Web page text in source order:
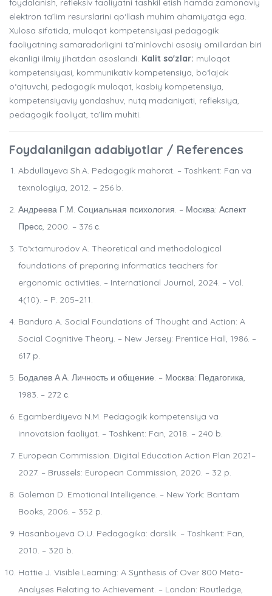
foydalanish, refleksiv faoliyatni tashkil etish hamda zamonaviy
elektron ta’lim resurslarini qo‘llash muhim ahamiyatga ega.
Xulosa sifatida, muloqot kompetensiyasi pedagogik
faoliyatning samaradorligini ta’minlovchi asosiy omillardan biri
ekanligi ilmiy jihatdan asoslandi. Kalit so'zlar: muloqot
kompetensiyasi, kommunikativ kompetensiya, bo‘lajak
o‘qituvchi, pedagogik muloqot, kasbiy kompetensiya,
kompetensiyaviy yondashuv, nutq madaniyati, refleksiya,
pedagogik faoliyat, ta’lim muhiti.
Foydalanilgan adabiyotlar / References
Abdullayeva Sh.A. Pedagogik mahorat. – Toshkent: Fan va
texnologiya, 2012. – 256 b.
Андреева Г.М. Социальная психология. – Москва: Аспект
Пресс, 2000. – 376 с.
To‘xtamurodov A. Theoretical and methodological
foundations of preparing informatics teachers for
ergonomic activities. – International Journal, 2024. – Vol.
4(10). – P. 205–211.
Bandura A. Social Foundations of Thought and Action: A
Social Cognitive Theory. – New Jersey: Prentice Hall, 1986. –
617 p.
Бодалев А.А. Личность и общение. – Москва: Педагогика,
1983. – 272 с.
Egamberdiyeva N.M. Pedagogik kompetensiya va
innovatsion faoliyat. – Toshkent: Fan, 2018. – 240 b.
European Commission. Digital Education Action Plan 2021–
2027. – Brussels: European Commission, 2020. – 32 p.
Goleman D. Emotional Intelligence. – New York: Bantam
Books, 2006. – 352 p.
Hasanboyeva O.U. Pedagogika: darslik. – Toshkent: Fan,
2010. – 320 b.
Hattie J. Visible Learning: A Synthesis of Over 800 Meta-
Analyses Relating to Achievement. – London: Routledge,